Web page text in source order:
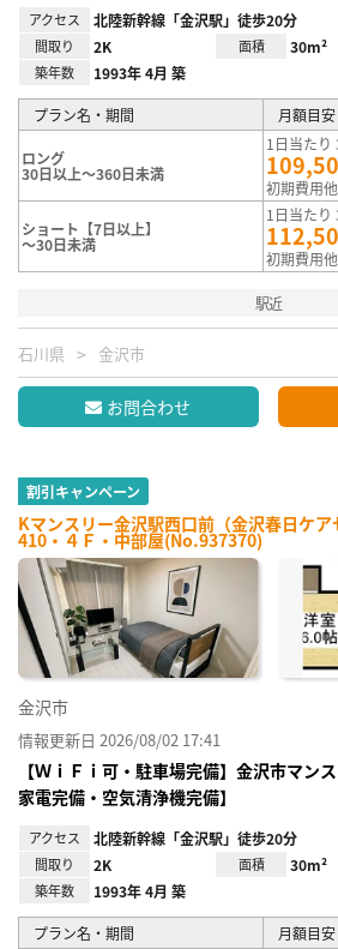
アクセス 北陸新幹線「金沢駅」徒歩20分
間取り 2K 面積 30m²
築年数 1993年 4月 築
プラン名・期間 月額目安
ロング
30日以上～360日未満
1日当たり
初期費用
ショート【7日以上】
～30日未満
1日当たり
初期費用
駅近
石川県 金沢市
お問合わせ
割引キャンペーン
Kマンスリー金沢駅西口前（金沢春日ケア
410・４Ｆ・中部屋(No.937370)
金沢市
情報更新日 2026/08/02 17:41
【ＷｉＦｉ可・駐車場完備】金沢市マン
家電完備・空気清浄機完備】
アクセス 北陸新幹線「金沢駅」徒歩20分
間取り 2K 面積 30m²
築年数 1993年 4月 築
プラン名・期間 月額目安